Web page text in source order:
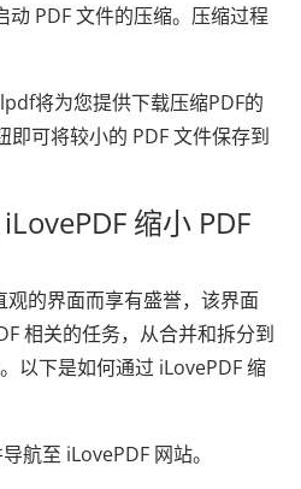
PDF 文件的压缩。压缩过程
将为您提供下载压缩PDF的
即可将较小的 PDF 文件保存到
缩小 PDF
观的界面而享有盛誉，该界面
相关的任务，从合并和拆分到
以下是如何通过 iLovePDF 缩
航至 iLovePDF 网站。